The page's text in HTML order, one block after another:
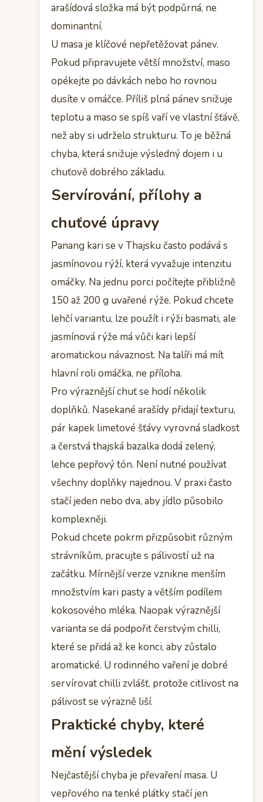
arašídová složka má být podpůrná, ne
dominantní.
U masa je klíčové nepřetěžovat pánev.
Pokud připravujete větší množství, maso
opékejte po dávkách nebo ho rovnou
dusíte v omáčce. Příliš plná pánev snižuje
teplotu a maso se spíš vaří ve vlastní šťávě,
než aby si udrželo strukturu. To je běžná
chyba, která snižuje výsledný dojem i u
chuťově dobrého základu.
Servírování, přílohy a
chuťové úpravy
Panang kari se v Thajsku často podává s
jasmínovou rýží, která vyvažuje intenzitu
omáčky. Na jednu porci počítejte přibližně
150 až 200 g uvařené rýže. Pokud chcete
lehčí variantu, lze použít i rýži basmati, ale
jasmínová rýže má vůči kari lepší
aromatickou návaznost. Na talíři má mít
hlavní roli omáčka, ne příloha.
Pro výraznější chuť se hodí několik
doplňků. Nasekané arašídy přidají texturu,
pár kapek limetové šťávy vyrovná sladkost
a čerstvá thajská bazalka dodá zelený,
lehce pepřový tón. Není nutné používat
všechny doplňky najednou. V praxi často
stačí jeden nebo dva, aby jídlo působilo
komplexněji.
Pokud chcete pokrm přizpůsobit různým
strávníkům, pracujte s pálivostí už na
začátku. Mírnější verze vznikne menším
množstvím kari pasty a větším podílem
kokosového mléka. Naopak výraznější
varianta se dá podpořit čerstvým chilli,
které se přidá až ke konci, aby zůstalo
aromatické. U rodinného vaření je dobré
servírovat chilli zvlášť, protože citlivost na
pálivost se výrazně liší.
Praktické chyby, které
mění výsledek
Nejčastější chyba je převaření masa. U
vepřového na tenké plátky stačí jen